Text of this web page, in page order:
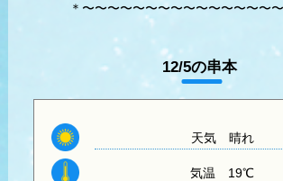
＊〜〜〜〜〜〜〜〜〜〜〜〜〜〜〜
12/5の串本
天気晴れ
気温 19℃